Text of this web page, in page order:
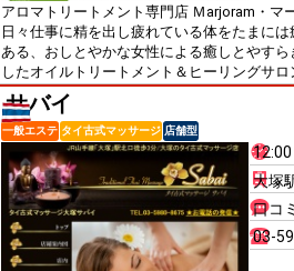
アロマトリートメント専門店 Ｍarjoram・マ
日々仕事に精を出し疲れている体をたまに
ある、おしとやかな女性による癒しとやす
したオイルトリートメント＆ヒーリングサロ
サバイ
一般エステ タイ古式マッサージ 店舗型
12:00
大塚
口コ
03-